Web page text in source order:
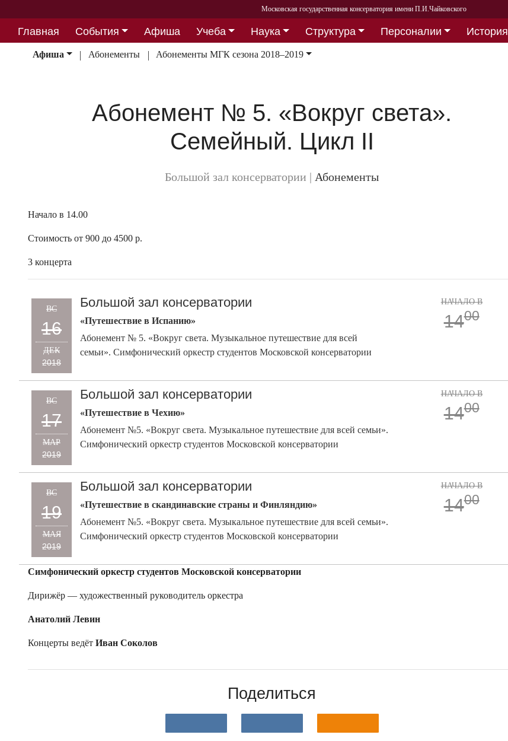
Московская государственная консерватория имени П.И.Чайковского
Главная События Афиша Учеба Наука Структура Персоналии
История
Партнерство
Афиша Абонементы Абонементы МГК сезона 2018–2019
Абонемент № 5. «Вокруг света».
Семейный. Цикл II
Большой зал консерватории | Абонементы
Начало в 14.00
Стоимость от 900 до 4500 р.
3 концерта
ВС
16
ДЕК
2018
Большой зал консерватории
«Путешествие в Испанию»
Абонемент № 5. «Вокруг света. Музыкальное путешествие для всей
семьи». Симфонический оркестр студентов Московской консерватории
НАЧАЛО В
1400
ВС
17
МАР
2019
Большой зал консерватории
«Путешествие в Чехию»
Абонемент №5. «Вокруг света. Музыкальное путешествие для всей семьи».
Симфонический оркестр студентов Московской консерватории
НАЧАЛО В
1400
ВС
19
МАЯ
2019
Большой зал консерватории
«Путешествие в скандинавские страны и Финляндию»
Абонемент №5. «Вокруг света. Музыкальное путешествие для всей семьи».
Симфонический оркестр студентов Московской консерватории
НАЧАЛО В
1400
Симфонический оркестр студентов Московской консерватории
Дирижёр — художественный руководитель оркестра
Анатолий Левин
Концерты ведёт Иван Соколов
Поделиться